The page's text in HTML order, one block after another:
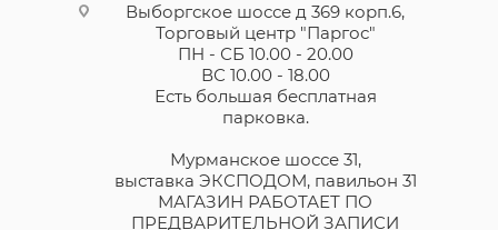
Выборгское шоссе д 369 корп.6,
Торговый центр "Паргос"
ПН - СБ 10.00 - 20.00
ВС 10.00 - 18.00
Есть большая бесплатная
парковка.
Мурманское шоссе 31,
выставка ЭКСПОДОМ, павильон 31
МАГАЗИН РАБОТАЕТ ПО
ПРЕДВАРИТЕЛЬНОЙ ЗАПИСИ